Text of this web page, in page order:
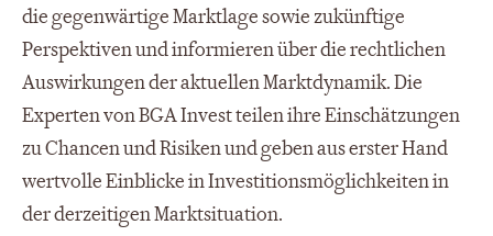
die gegenwärtige Marktlage sowie zukünftige
Perspektiven und informieren über die rechtlichen
Auswirkungen der aktuellen Marktdynamik. Die
Experten von BGA Invest teilen ihre Einschätzungen
zu Chancen und Risiken und geben aus erster Hand
wertvolle Einblicke in Investitionsmöglichkeiten in
der derzeitigen Marktsituation.